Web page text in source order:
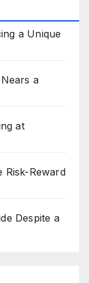
a Unique
a
at
Risk-Reward
Despite a